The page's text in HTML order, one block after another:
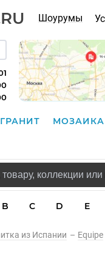
Шоурумы
МОЗАИКА
B C D E
из Испании – Equipe